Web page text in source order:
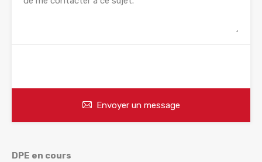
Envoyer un message
DPE en cours